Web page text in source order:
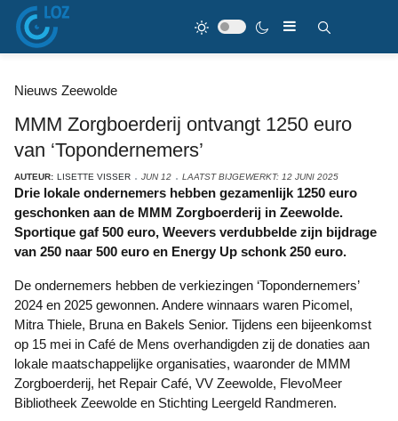
Nieuws Zeewolde
MMM Zorgboerderij ontvangt 1250 euro
van ‘Topondernemers’
AUTEUR: LISETTE VISSER JUN 12 LAATST BIJGEWERKT: 12 JUNI 2025
Drie lokale ondernemers hebben gezamenlijk 1250 euro
geschonken aan de MMM Zorgboerderij in Zeewolde.
Sportique gaf 500 euro, Weevers verdubbelde zijn bijdrage
van 250 naar 500 euro en Energy Up schonk 250 euro.
De ondernemers hebben de verkiezingen ‘Topondernemers’
2024 en 2025 gewonnen. Andere winnaars waren Picomel,
Mitra Thiele, Bruna en Bakels Senior. Tijdens een bijeenkomst
op 15 mei in Café de Mens overhandigden zij de donaties aan
lokale maatschappelijke organisaties, waaronder de MMM
Zorgboerderij, het Repair Café, VV Zeewolde, FlevoMeer
Bibliotheek Zeewolde en Stichting Leergeld Randmeren.